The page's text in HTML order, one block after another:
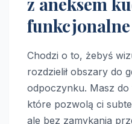
Chodzi o to, żebyś
rozdzielił obszary do
odpoczynku. Masz
które pozwolą ci
ale bez zamykania